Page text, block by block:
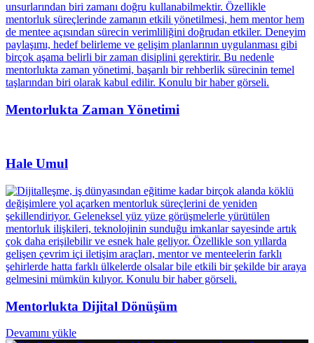
Mentorlukta Zaman Yönetimi
Hale Umul
Mentorlukta Dijital Dönüşüm
Devamını yükle